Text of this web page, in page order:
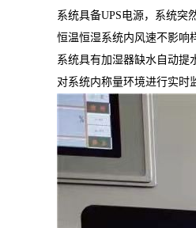
系统具备UPS电源，系统突
恒温恒湿系统内风速不影响
系统具有加湿器缺水自动提
对系统内称量环境进行实时